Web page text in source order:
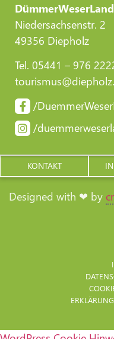
Niedersachsenstr. 2
49356 Diepholz
Tel. 05441 – 976
/
/
KONTAKT
Designed with ❤ by